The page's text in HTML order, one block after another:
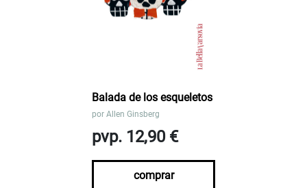
Balada de los esqueletos
por Allen Ginsberg
pvp. 12,90 €
comprar